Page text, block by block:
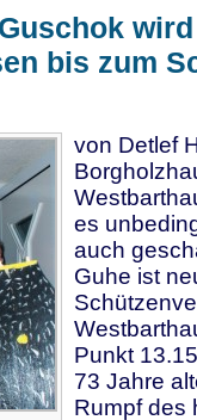
bis zum
von Detlef
es
auch
Guhe ist
Punkt
73 Jahre
Rumpf des